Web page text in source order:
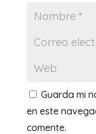
Guarda mi
en este
comente.